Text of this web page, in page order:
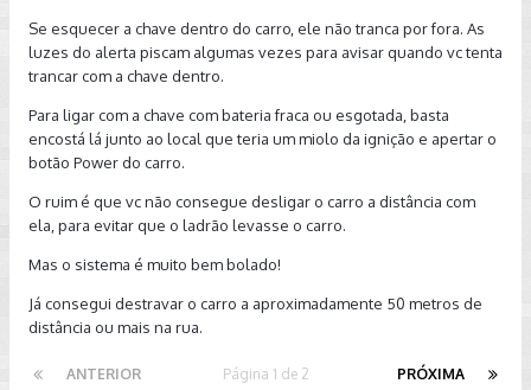
Se esquecer a chave dentro do carro, ele não tranca por fora. As
luzes do alerta piscam algumas vezes para avisar quando vc tenta
trancar com a chave dentro.
Para ligar com a chave com bateria fraca ou esgotada, basta
encostá lá junto ao local que teria um miolo da ignição e apertar o
botão Power do carro.
O ruim é que vc não consegue desligar o carro a distância com
ela, para evitar que o ladrão levasse o carro.
Mas o sistema é muito bem bolado!
Já consegui destravar o carro a aproximadamente 50 metros de
distância ou mais na rua.
ANTERIOR PRÓXIMA
Página 1 de 2